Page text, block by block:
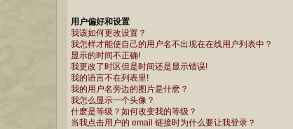
用户偏好和设置
我该如何更改设置？
我怎样才能使自己的用户名不出现在在线用户列表中？
显示的时间不正确!
我更改了时区但是时间还是显示错误!
我的语言不在列表里!
我的用户名旁边的图片是什麽？
我怎么显示一个头像？
什麽是等级？如何改变我的等级？
当我点击用户的 email 链接时为什么要让我登录？